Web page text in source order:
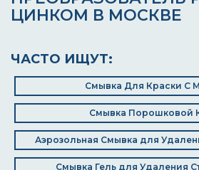
ЦИНКОМ В МОСКВЕ
ЧАСТО ИЩУТ:
Смывка Для Краски С
Смывка Порошковой
Аэрозольная Смывка для
Смывка Гель для Удаления